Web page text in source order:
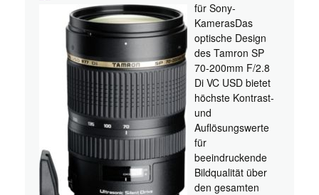
für Sony-
KamerasDas
optische Design
des Tamron SP
70-200mm F/2.8
Di VC USD bietet
höchste Kontrast-
und
Auflösungswerte
für
beeindruckende
Bildqualität über
den gesamten